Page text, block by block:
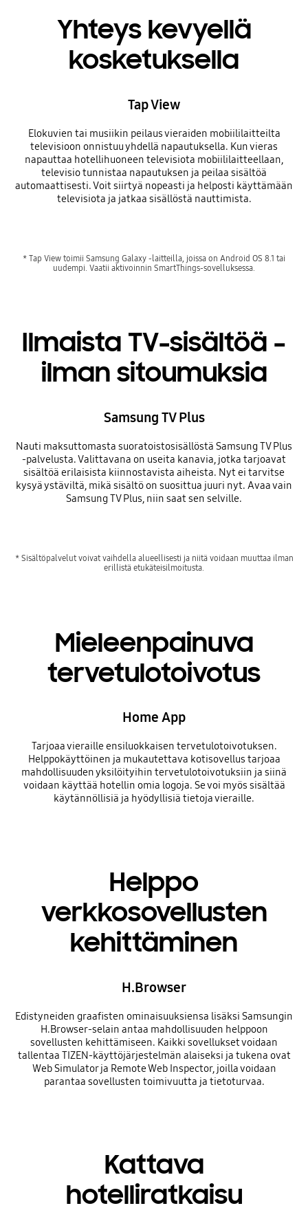
Yhteys kevyellä
kosketuksella
Tap View
Elokuvien tai musiikin peilaus vieraiden mobiililaitteilta
televisioon onnistuu yhdellä napautuksella. Kun vieras
napauttaa hotellihuoneen televisiota mobiililaitteellaan,
televisio tunnistaa napautuksen ja peilaa sisältöä
automaattisesti. Voit siirtyä nopeasti ja helposti käyttämään
televisiota ja jatkaa sisällöstä nauttimista.
* Tap View toimii Samsung Galaxy -laitteilla, joissa on Android OS 8.1 tai
uudempi. Vaatii aktivoinnin SmartThings-sovelluksessa.
Ilmaista TV-sisältöä –
ilman sitoumuksia
Samsung TV Plus
Nauti maksuttomasta suoratoistosisällöstä Samsung TV Plus
-palvelusta. Valittavana on useita kanavia, jotka tarjoavat
sisältöä erilaisista kiinnostavista aiheista. Nyt ei tarvitse
kysyä ystäviltä, mikä sisältö on suosittua juuri nyt. Avaa vain
Samsung TV Plus, niin saat sen selville.
* Sisältöpalvelut voivat vaihdella alueellisesti ja niitä voidaan muuttaa ilman
erillistä etukäteisilmoitusta.
Mieleenpainuva
tervetulotoivotus
Home App
Tarjoaa vieraille ensiluokkaisen tervetulotoivotuksen.
Helppokäyttöinen ja mukautettava kotisovellus tarjoaa
mahdollisuuden yksilöityihin tervetulotoivotuksiin ja siinä
voidaan käyttää hotellin omia logoja. Se voi myös sisältää
käytännöllisiä ja hyödyllisiä tietoja vieraille.
Helppo
verkkosovellusten
kehittäminen
H.Browser
Edistyneiden graafisten ominaisuuksiensa lisäksi Samsungin
H.Browser-selain antaa mahdollisuuden helppoon
sovellusten kehittämiseen. Kaikki sovellukset voidaan
tallentaa TIZEN-käyttöjärjestelmän alaiseksi ja tukena ovat
Web Simulator ja Remote Web Inspector, joilla voidaan
parantaa sovellusten toimivuutta ja tietoturvaa.
Kattava
hotelliratkaisu